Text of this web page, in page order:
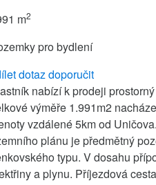
m2
pro bydlení
dotazdoporučit
nabízí k prodeji
výměře 1.991m2
vzdálené 5km od
plánu je předmětný
typu. V dosahu
a plynu. Příjezdová